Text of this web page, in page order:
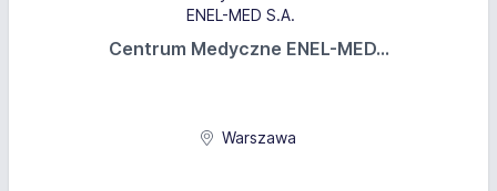
Centrum Medyczne ENEL-MED...
Warszawa